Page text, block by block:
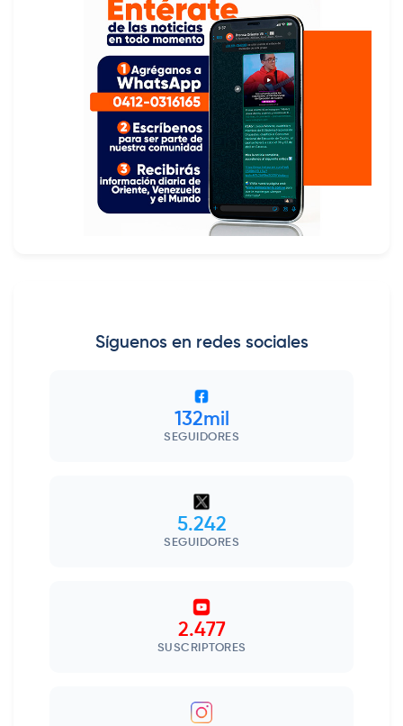
Síguenos en redes sociales
132mil
SEGUIDORES
5.242
SEGUIDORES
2.477
SUSCRIPTORES